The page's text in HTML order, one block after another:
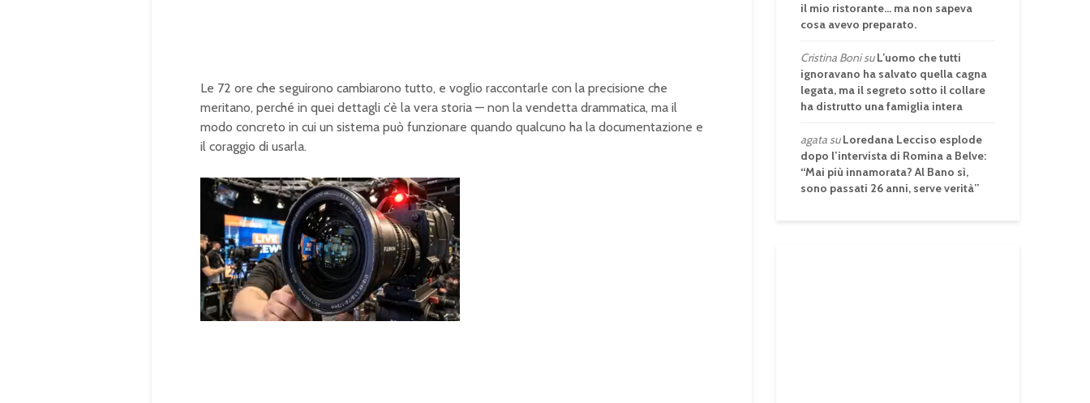
Le 72 ore che seguirono cambiarono tutto, e voglio raccontarle con la precisione che
meritano, perché in quei dettagli c’è la vera storia — non la vendetta drammatica, ma il
modo concreto in cui un sistema può funzionare quando qualcuno ha la documentazione e
il coraggio di usarla.
n
m
o
il mio ristorante… ma non sapeva
cosa avevo preparato.
Cristina BonisuL’uomo che tutti
ignoravano ha salvato quella cagna
legata, ma il segreto sotto il collare
ha distrutto una famiglia intera
agatasuLoredana Lecciso esplode
dopo l’intervista di Romina a Belve:
“Mai più innamorata? Al Bano sì,
sono passati 26 anni, serve verità”